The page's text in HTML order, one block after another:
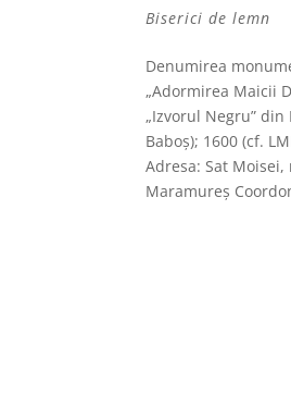
Biserici de lemn
Denumirea
„Adormirea Maicii
„Izvorul Negru”
Baboș); 1600 (cf.
Adresa: Sat
Maramureș